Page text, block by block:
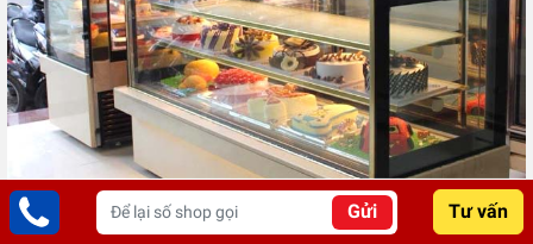
11 Tiệm Bánh Kem Quận 4: Ngon, Nổi tiếng, Giá RẺ
Gửi Tư vấn